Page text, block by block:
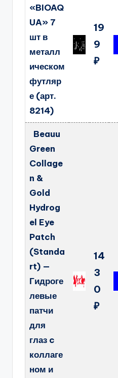
«BIOAQ
UA» 7
шт в
металл
ическом
футляр
е (арт.
8214)
19
9
₽
Beauu
Green
Collage
n &
Gold
Hydrog
el Eye
Patch
(Standa
rt) —
Гидроге
левые
патчи
для
глаз c
коллаге
ном и
14
3
0
₽